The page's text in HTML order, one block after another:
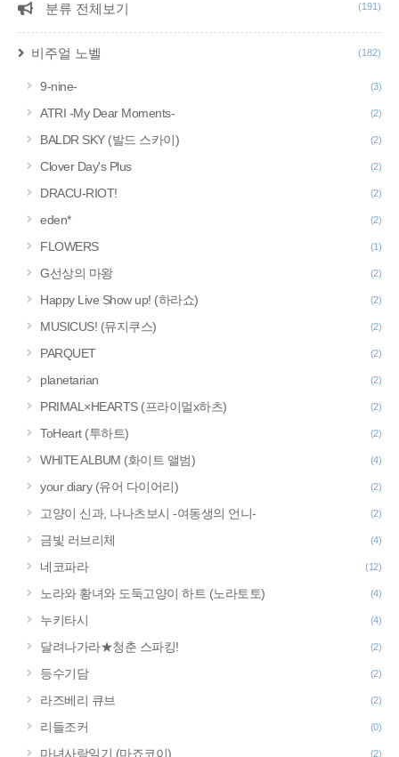
CATEGORY
분류 전체보기 (191)
비주얼 노벨 (182)
9-nine- (3)
ATRI -My Dear Moments- (2)
BALDR SKY (발드 스카이) (2)
Clover Day's Plus (2)
DRACU-RIOT! (2)
eden* (2)
FLOWERS (1)
G선상의 마왕 (2)
Happy Live Show up! (하라쇼) (2)
MUSICUS! (뮤지쿠스) (2)
PARQUET (2)
planetarian (2)
PRIMAL×HEARTS (프라이멀x하츠) (2)
ToHeart (투하트) (2)
WHITE ALBUM (화이트 앨범) (4)
your diary (유어 다이어리) (2)
고양이 신과, 나나츠보시 -여동생의 언니- (2)
금빛 러브리체 (4)
네코파라 (12)
노라와 황녀와 도둑고양이 하트 (노라토토) (4)
누키타시 (4)
달려나가라★청춘 스파킹! (2)
등수기담 (2)
라즈베리 큐브 (2)
리들조커 (0)
마녀사랑일기 (마죠코이) (2)